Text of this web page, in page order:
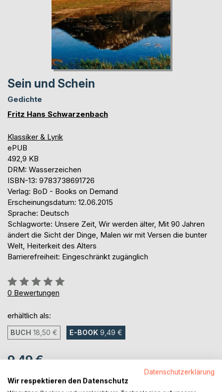
Sein und Schein
Gedichte
Fritz Hans Schwarzenbach
Klassiker & Lyrik
ePUB
492,9 KB
DRM: Wasserzeichen
ISBN-13: 9783738691726
Verlag: BoD - Books on Demand
Erscheinungsdatum: 12.06.2015
Sprache: Deutsch
Schlagworte: Unsere Zeit, Wir werden älter, Mit 90 Jahren
ändert die Sicht der Dinge, Malen wir mit Versen die bunter
Welt, Heiterkeit des Alters
Barrierefreiheit: Eingeschränkt zugänglich
Bewertung::
0%
0 Bewertungen
erhältlich als:
BUCH 18,50 € E-BOOK 9,49 €
9,49 €
sofort verfügbar als Download
Datenschutzerklärung
Wir respektieren den Datenschutz